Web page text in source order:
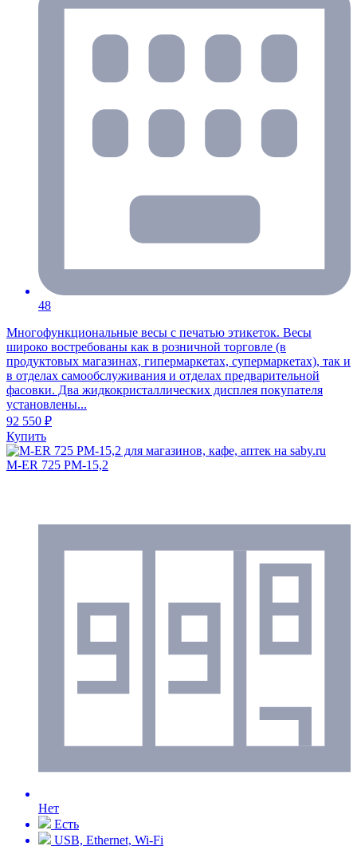
48
Многофункциональные весы с печатью этикеток. Весы
широко востребованы как в розничной торговле (в
продуктовых магазинах, гипермаркетах, супермаркетах), так и
в отделах самообслуживания и отделах предварительной
фасовки. Два жидкокристаллических дисплея покупателя
установлены...
92 550 ₽
Купить
M-ER 725 PM-15,2
Нет
Есть
USB, Ethernet, Wi-Fi